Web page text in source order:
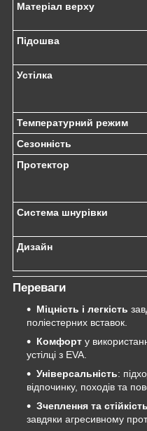
Матеріал верху
Підошва
Устілка
Температурний режим
Сезонність
Протектор
Система шнурівки
Дизайн
Переваги
Міцність і легкість
поліестерних вставок.
Комфорт у
устілці з EVA.
Універсальність:
відпочинку, походів та
Зчеплення та стійкість
завдяки агресивному